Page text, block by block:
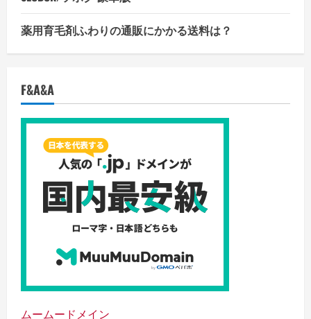
薬用育毛剤ふわりの通販にかかる送料は？
F&A&A
ムームードメイン